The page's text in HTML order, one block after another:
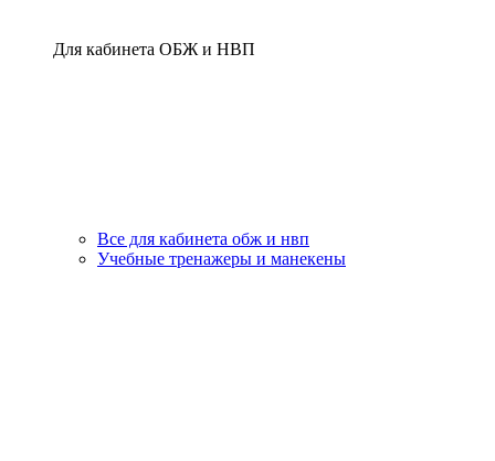
Для кабинета ОБЖ и НВП
Все для кабинета обж и нвп
Учебные тренажеры и манекены